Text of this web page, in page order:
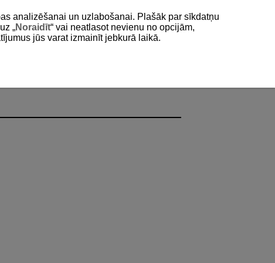
analizēšanai un uzlabošanai. Plašāk par sīkdatņu
„Noraidīt“ vai neatlasot nevienu no opcijām,
jūs varat izmainīt jebkurā laikā.